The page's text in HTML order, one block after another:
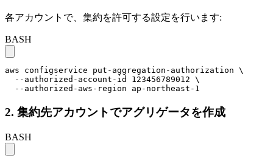
各アカウントで、集約を許可する設定を行います:
BASH
aws configservice put-aggregation-authorization \
  --authorized-account-id 123456789012 \
  --authorized-aws-region ap-northeast-1
2. 集約先アカウントでアグリゲータを作成
BASH